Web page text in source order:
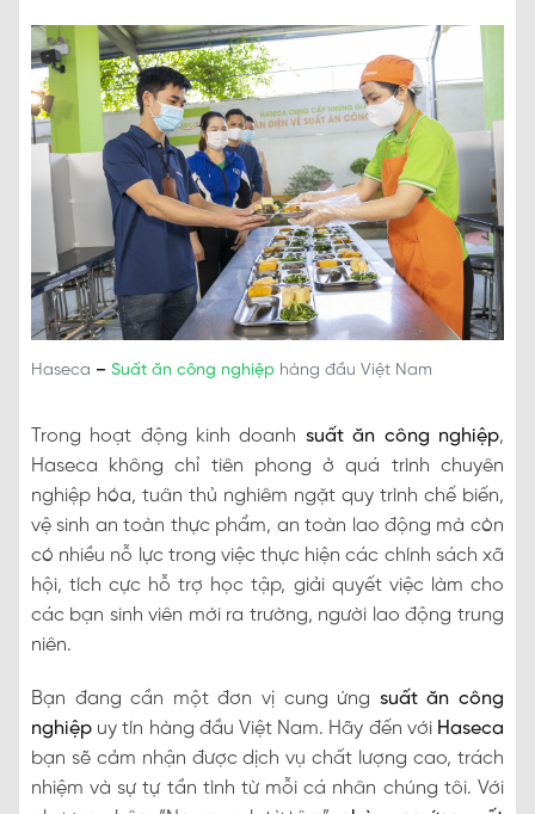
Haseca – Suất ăn công nghiệp hàng đầu Việt Nam
Trong hoạt động kinh doanh suất ăn công nghiệp,
Haseca không chỉ tiên phong ở quá trình chuyên
nghiệp hóa, tuân thủ nghiêm ngặt quy trình chế biến,
vệ sinh an toàn thực phẩm, an toàn lao động mà còn
có nhiều nỗ lực trong việc thực hiện các chính sách xã
hội, tích cực hỗ trợ học tập, giải quyết việc làm cho
các bạn sinh viên mới ra trường, người lao động trung
niên.
Bạn đang cần một đơn vị cung ứng suất ăn công
nghiệp uy tín hàng đầu Việt Nam. Hãy đến vớiHaseca
bạn sẽ cảm nhận được dịch vụ chất lượng cao, trách
nhiệm và sự tự tần tình từ mỗi cá nhân chúng tôi. Với